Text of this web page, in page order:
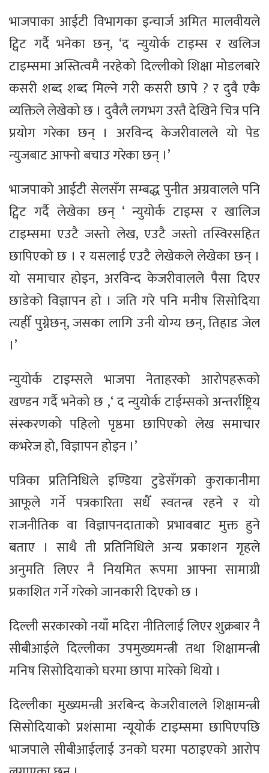
भाजपाका आईटी विभागका इन्चार्ज अमित मालवीयले
ट्विट गर्दै भनेका छन्, ‘द न्युयोर्क टाइम्स र खलिज
टाइम्समा अस्तित्वमै नरहेको दिल्लीको शिक्षा मोडलबारे
कसरी शब्द शब्द मिल्ने गरी कसरी छापे ? र दुवै एकै
व्यक्तिले लेखेको छ । दुवैलै लगभग उस्तै देखिने चित्र पनि
प्रयोग गरेका छन् । अरविन्द केजरीवालले यो पेड
न्युजबाट आफ्नो बचाउ गरेका छन् ।’
भाजपाको आईटी सेलसँग सम्बद्ध पुनीत अग्रवालले पनि
ट्विट गर्दै लेखेका छन् ‘ न्युयोर्क टाइम्स र खालिज
टाइम्समा एउटै जस्तो लेख, एउटै जस्तो तस्विरसहित
छापिएको छ । र यसलाई एउटै लेखेकले लेखेका छन् ।
यो समाचार होइन, अरविन्द केजरीवालले पैसा दिएर
छाडेको विज्ञापन हो । जति गरे पनि मनीष सिसोदिया
त्यहीँ पुग्नेछन्, जसका लागि उनी योग्य छन्, तिहाड जेल
।’
न्युयोर्क टाइम्सले भाजपा नेताहरको आरोपहरूको
खण्डन गर्दै भनेको छ ,‘ द न्युयोर्क टाईम्सको अन्तर्राष्ट्रिय
संस्करणको पहिलो पृष्ठमा छापिएको लेख समाचार
कभरेज हो, विज्ञापन होइन ।’
पत्रिका प्रतिनिधिले इण्डिया टुडेसँगको कुराकानीमा
आफूले गर्ने पत्रकारिता सधैँ स्वतन्त्र रहने र यो
राजनीतिक वा विज्ञापनदाताको प्रभावबाट मुक्त हुने
बताए । साथै ती प्रतिनिधिले अन्य प्रकाशन गृहले
अनुमति लिएर नै नियमित रूपमा आफ्ना सामाग्री
प्रकाशित गर्ने गरेको जानकारी दिएको छ ।
दिल्ली सरकारको नयाँ मदिरा नीतिलाई लिएर शुक्रबार नै
सीबीआईले दिल्लीका उपमुख्यमन्त्री तथा शिक्षामन्त्री
मनिष सिसोदियाको घरमा छापा मारेको थियो ।
दिल्लीका मुख्यमन्त्री अरबिन्द केजरीवालले शिक्षामन्त्री
सिसोदियाको प्रशंसामा न्यूयोर्क टाइम्समा छापिएपछि
भाजपाले सीबीआईलाई उनको घरमा पठाइएको आरोप